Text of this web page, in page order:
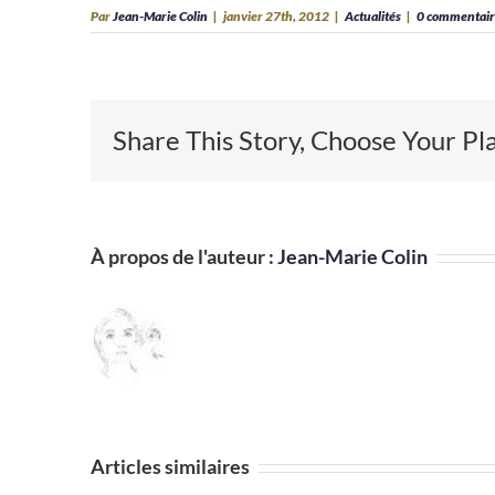
ParJean-Marie Colin | janvier 27th, 2012 | Actualités | 0
Share This Story, Choose Your
À propos de l'auteur :Jean-Marie Colin
Articles similaires